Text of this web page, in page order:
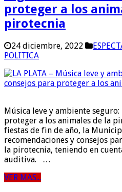
proteger a los
pirotecnia
24 diciembre, 2022
POLITICA
Música leve y ambiente
proteger a los animales de la
fiestas de fin de año, la
recomendaciones y consejos
la pirotecnia, teniendo en
auditiva. …
VER MAS...